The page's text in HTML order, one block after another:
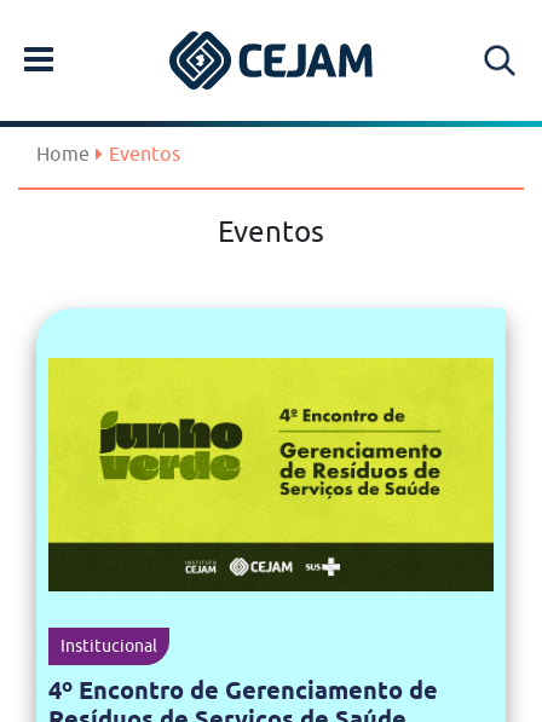
Home Eventos
Eventos
Institucional
4º Encontro de Gerenciamento de